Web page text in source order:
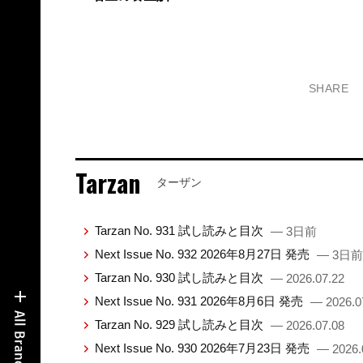
SHARE
Tarzan ターザン
Tarzan No. 931 試し読みと目次 — 3日前
Next Issue No. 932 2026年8月27日 発売 — 3日前
Tarzan No. 930 試し読みと目次 — 2026.07.22
Next Issue No. 931 2026年8月6日 発売 —
Tarzan No. 929 試し読みと目次 — 2026.07.08
Next Issue No. 930 2026年7月23日 発売 —